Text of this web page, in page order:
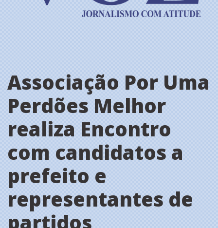
Associação Por Uma
Perdões Melhor
realiza Encontro
com candidatos a
prefeito e
representantes de
partidos